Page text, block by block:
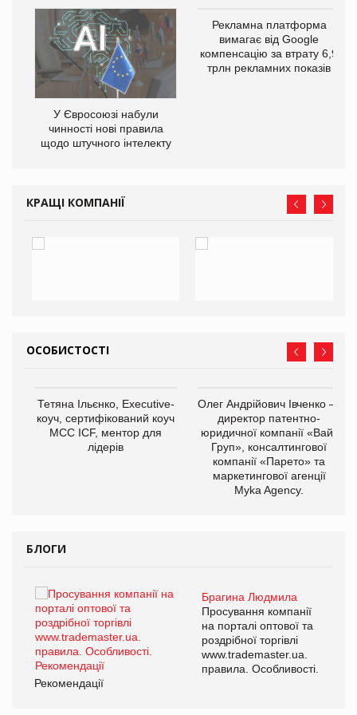
У Євросоюзі набули
чинності нові правила
щодо штучного інтелекту
Рекламна платформа
вимагає від Google
компенсацію за втрату 6,9
трлн рекламних показів
КРАЩІ КОМПАНІЇ
ОСОБИСТОСТІ
Тетяна Ільєнко, Executive-
коуч, сертифікований коуч
МСС ICF, ментор для
лідерів
Олег Андрійович Івченко —
директор патентно-
юридичної компанії «Вайз
Груп», консалтингової
компанії «Парето» та
маркетингової агенції
Myka Agency.
БЛОГИ
Брагина Людмила
Просування компанії
на порталі оптової та
роздрібної торгівлі
www.trademaster.ua.
правила. Особливості.
Рекомендації